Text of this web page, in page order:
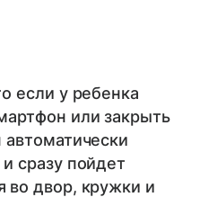
если у ребенка
или закрыть
сразу пойдет
во двор, кружки и